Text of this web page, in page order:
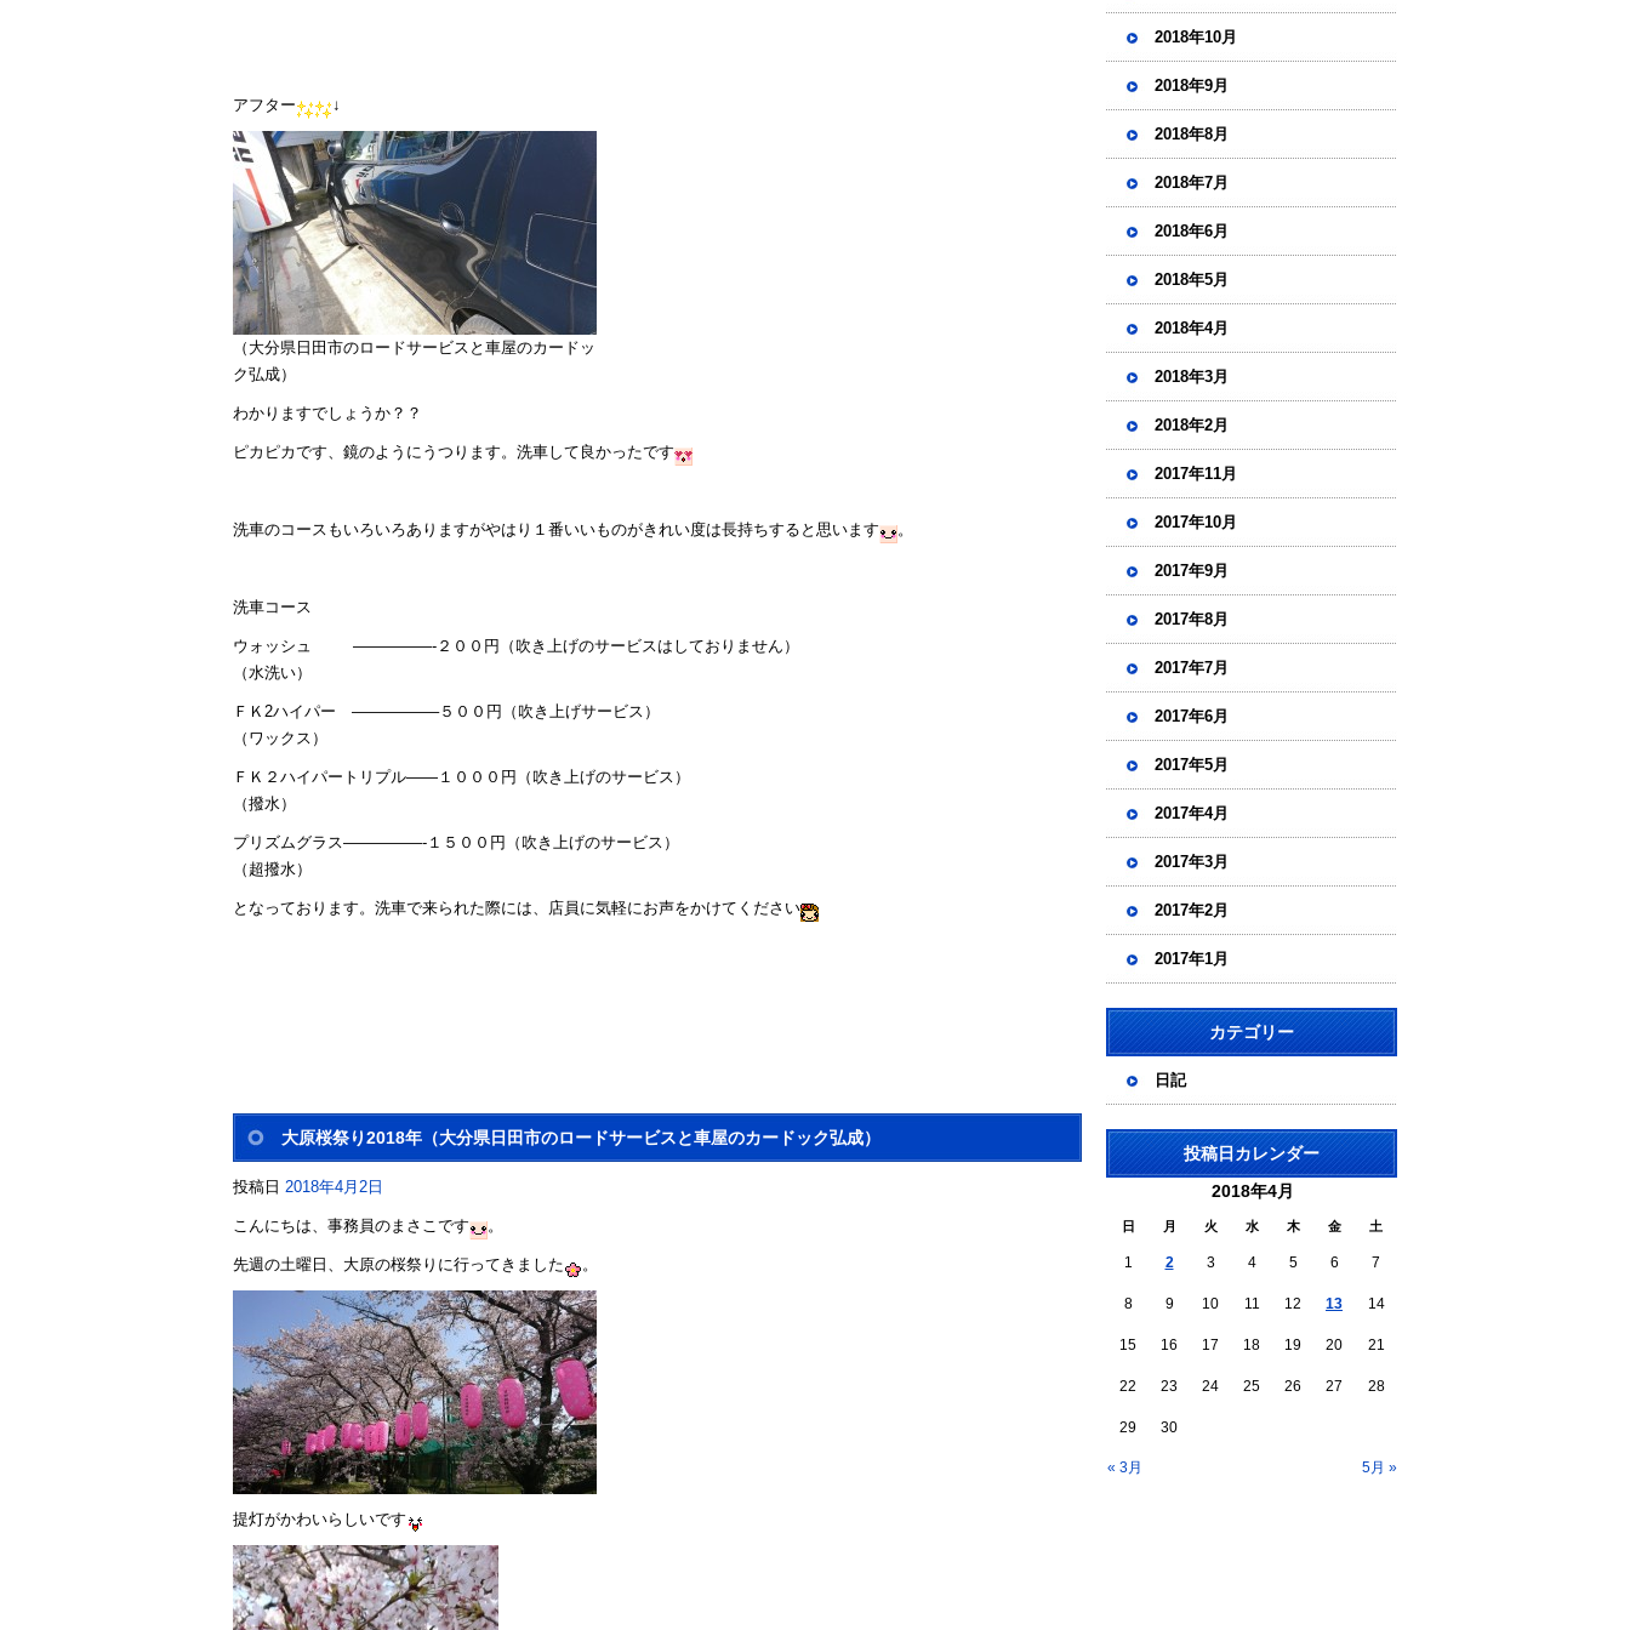
アフター ↓
（大分県日田市のロードサービスと車屋のカードッ
ク弘成）
わかりますでしょうか？？
ピカピカです、鏡のようにうつります。洗車して良かったです
洗車のコースもいろいろありますがやはり１番いいものがきれい度は長持ちすると思います 。
洗車コース
ウォッシュ —————-２００円（吹き上げのサービスはしておりません）
（水洗い）
ＦＫ2ハイパー —————–５００円（吹き上げサービス）
（ワックス）
ＦＫ２ハイパートリプル——１０００円（吹き上げのサービス）
（撥水）
プリズムグラス—————-１５００円（吹き上げのサービス）
（超撥水）
となっております。洗車で来られた際には、店員に気軽にお声をかけてください
大原桜祭り2018年（大分県日田市のロードサービスと車屋のカードック弘成）
投稿日 2018年4月2日
こんにちは、事務員のまさこです 。
先週の土曜日、大原の桜祭りに行ってきました 。
提灯がかわいらしいです
2018年10月
2018年9月
2018年8月
2018年7月
2018年6月
2018年5月
2018年4月
2018年3月
2018年2月
2017年11月
2017年10月
2017年9月
2017年8月
2017年7月
2017年6月
2017年5月
2017年4月
2017年3月
2017年2月
2017年1月
カテゴリー
日記
投稿日カレンダー
2018年4月
日 月 火 水 木 金 土
« 3月 5月 »
1 2 3 4 5 6 7
8 9 10 11 12 13 14
15 16 17 18 19 20 21
22 23 24 25 26 27 28
29 30